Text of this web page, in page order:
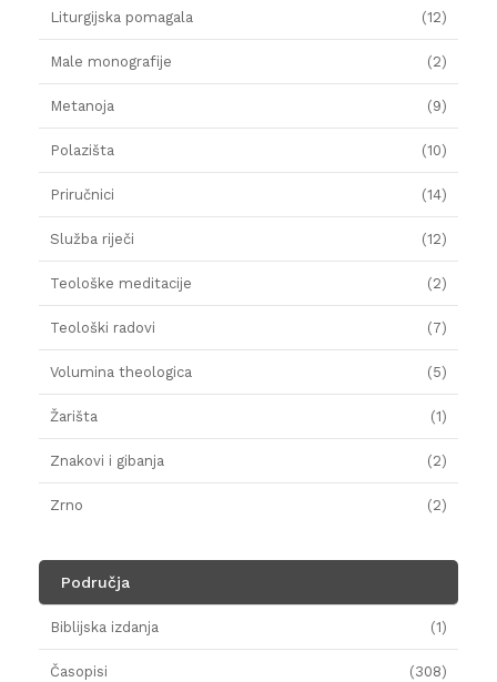
Liturgijska pomagala (12)
Male monografije (2)
Metanoja (9)
Polazišta (10)
Priručnici (14)
Služba riječi (12)
Teološke meditacije (2)
Teološki radovi (7)
Volumina theologica (5)
Žarišta (1)
Znakovi i gibanja (2)
Zrno (2)
Područja
Biblijska izdanja (1)
Časopisi (308)